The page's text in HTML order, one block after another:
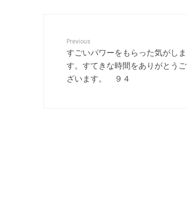
Previous
すごいパワーをもらった気がしま
す。すてきな時間をありがとうご
ざいます。 ９４